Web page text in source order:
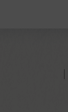
｜